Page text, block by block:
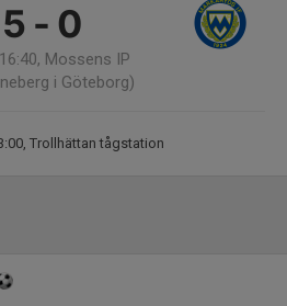
5 - 0
Mossens IP
i Göteborg)
Trollhättan tågstation